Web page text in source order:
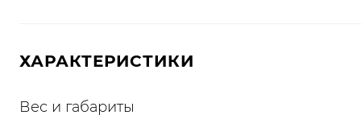
ХАРАКТЕРИСТИКИ
Вес и габариты